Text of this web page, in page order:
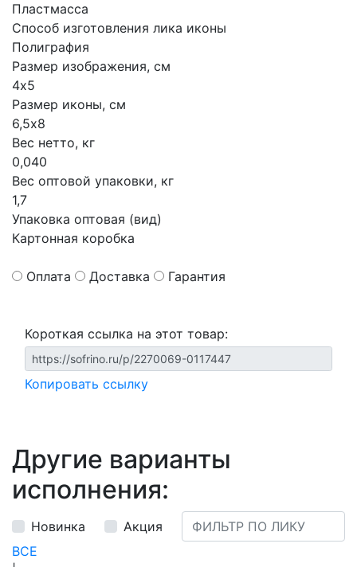
Пластмасса
Способ изготовления лика иконы
Полиграфия
Размер изображения, см
4х5
Размер иконы, см
6,5х8
Вес нетто, кг
0,040
Вес оптовой упаковки, кг
1,7
Упаковка оптовая (вид)
Картонная коробка
Оплата Доставка Гарантия
Короткая ссылка на этот товар:
Копировать ссылку
Другие варианты
исполнения:
Новинка
Акция
ВСЕ